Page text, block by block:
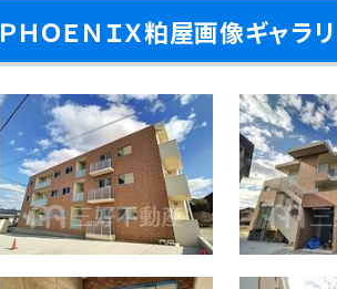
ＰＨＯＥＮＩＸ粕屋画像ギャラ